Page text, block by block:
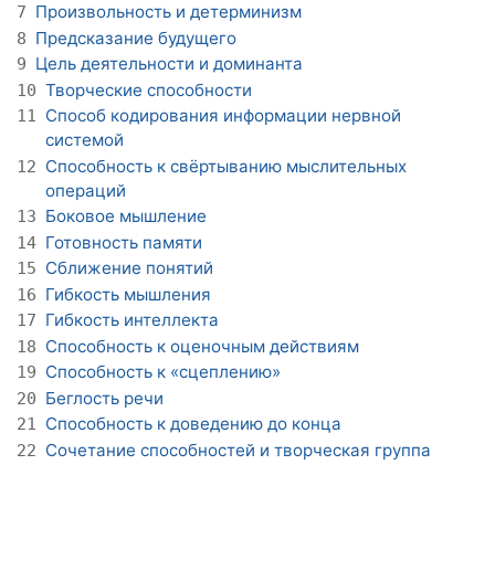
7 Произвольность и детерминизм
8 Предсказание будущего
9 Цель деятельности и доминанта
10 Творческие способности
11 Способ кодирования информации нервной
системой
12 Способность к свёртыванию мыслительных
операций
13 Боковое мышление
14 Готовность памяти
15 Сближение понятий
16 Гибкость мышления
17 Гибкость интеллекта
18 Способность к оценочным действиям
19 Способность к «сцеплению»
20 Беглость речи
21 Способность к доведению до конца
22 Сочетание способностей и творческая группа